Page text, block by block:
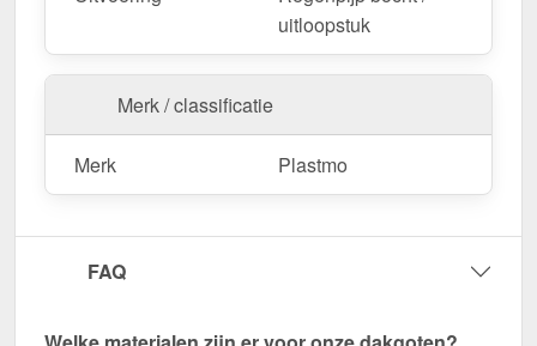
uitloopstuk
Merk / classificatie
Merk Plastmo
FAQ